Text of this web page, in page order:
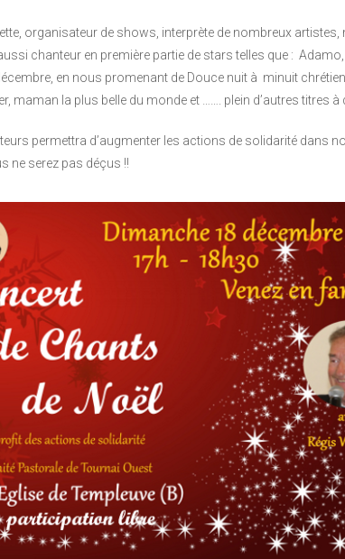
organisateur de shows, interprète de nombreux artistes,
chanteur en première partie de stars telles que :
en nous promenant de Douce nuit à minuit
maman la plus belle du monde et ……. plein d’autres titres
permettra d’augmenter les actions de solidarité dans
ne serez pas déçus !!